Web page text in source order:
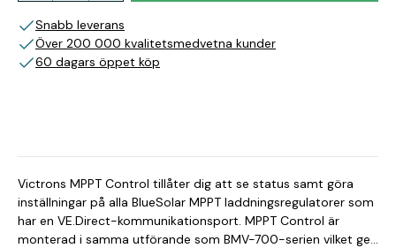
Snabb leverans
Över 200 000 kvalitetsmedvetna kunder
60 dagars öppet köp
Victrons MPPT Control tillåter dig att se status samt göra
inställningar på alla BlueSolar MPPT laddningsregulatorer som
har en VE.Direct-kommunikationsport. MPPT Control är
monterad i samma utförande som BMV-700-serien vilket ger